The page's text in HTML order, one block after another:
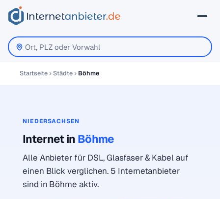
Startseite Städte Böhme
NIEDERSACHSEN
Internet in Böhme
Alle Anbieter für DSL, Glasfaser & Kabel auf
einen Blick verglichen. 5 Internetanbieter
sind in Böhme aktiv.